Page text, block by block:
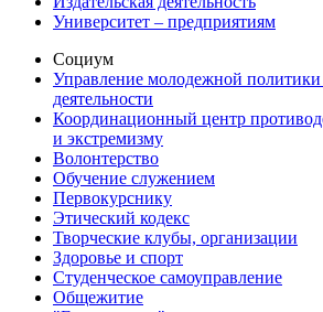
Университет – предприятиям
Социум
Управление молодежной политики
деятельности
Координационный центр
и экстремизму
Волонтерство
Обучение служением
Первокурснику
Этический кодекс
Творческие клубы, организации
Здоровье и спорт
Студенческое самоуправление
Общежитие